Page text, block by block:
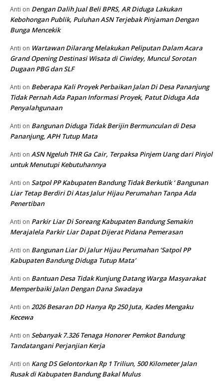
Anti on Dengan Dalih Jual Beli BPRS, AR Diduga Lakukan
Kebohongan Publik, Puluhan ASN Terjebak Pinjaman Dengan
Bunga Mencekik
Anti on Wartawan Dilarang Melakukan Peliputan Dalam Acara
Grand Opening Destinasi Wisata di Ciwidey, Muncul Sorotan
Dugaan PBG dan SLF
Anti on Beberapa Kali Proyek Perbaikan Jalan Di Desa Pananjung
Tidak Pernah Ada Papan Informasi Proyek, Patut Diduga Ada
Penyalahgunaan
Anti on Bangunan Diduga Tidak Berijin Bermunculan di Desa
Pananjung, APH Tutup Mata
Anti on ASN Ngeluh THR Ga Cair, Terpaksa Pinjem Uang dari Pinjol
untuk Menutupi Kebutuhannya
Anti on Satpol PP Kabupaten Bandung Tidak Berkutik ‘ Bangunan
Liar Tetap Berdiri Di Atas Jalur Hijau Perumahan Tanpa Ada
Penertiban
Anti on Parkir Liar Di Soreang Kabupaten Bandung Semakin
Merajalela Parkir Liar Dapat Dijerat Pidana Pemerasan
Anti on Bangunan Liar Di Jalur Hijau Perumahan ‘Satpol PP
Kabupaten Bandung Diduga Tutup Mata’
Anti on Bantuan Desa Tidak Kunjung Datang Warga Masyarakat
Memperbaiki Jalan Dengan Dana Swadaya
Anti on 2026 Besaran DD Hanya Rp 250 Juta, Kades Mengaku
Kecewa
Anti on Sebanyak 7.326 Tenaga Honorer Pemkot Bandung
Tandatangani Perjanjian Kerja
Anti on Kang DS Gelontorkan Rp 1 Triliun, 500 Kilometer Jalan
Rusak di Kabupaten Bandung Bakal Mulus